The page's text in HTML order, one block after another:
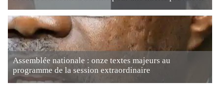
Assemblée nationale : onze textes majeurs au
programme de la session extraordinaire